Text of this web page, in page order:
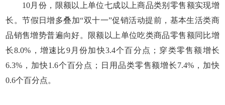
10月份，限额以上单位七成以上商品类别零售额实现增
长。节假日增多叠加“双十一”促销活动提前，基本生活类商
品销售增势普遍向好。限额以上单位吃类商品零售额同比增
长8.0%，增速比9月份加快3.4个百分点；穿类零售额增长
6.3%，加快1.6个百分点；日用品类零售额增长7.4%，加快
0.6个百分点。